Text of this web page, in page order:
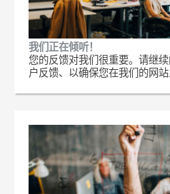
我们正在倾听！
您的反馈对我们很重要。请继
户反馈、以确保您在我们的网站